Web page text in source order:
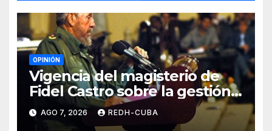
OPINIÓN
Vigencia del magisterio de
Fidel Castro sobre la gestión
del liderazgo revolucionario.
Por Jorge Luís Guach Estévez
AGO 7, 2026 REDH-CUBA